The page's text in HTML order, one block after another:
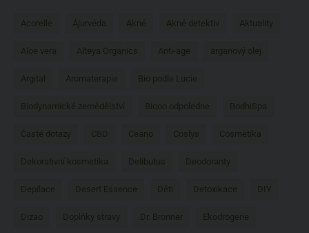
Acorelle Ájurvéda Akné Akné detektiv Aktuality
Aloe vera Alteya Organics Anti-age arganový olej
Argital Aromaterapie Bio podle Lucie
Biodynamické zemědělství Biooo odpoledne BodhiSpa
Časté dotazy CBD Ceano Coslys Cosmetika
Dekorativní kosmetika Delibutus Deodoranty
Depilace Desert Essence Děti Detoxikace DIY
Dizao Doplňky stravy Dr. Bronner Ekodrogerie